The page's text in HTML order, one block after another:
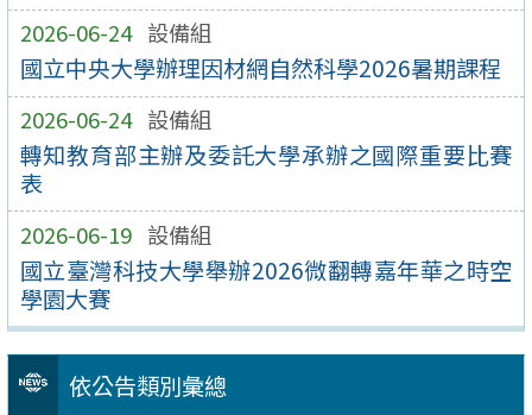
2026-06-24 設備組
國立中央大學辦理因材網自然科學2026暑期課程
2026-06-24 設備組
轉知教育部主辦及委託大學承辦之國際重要比賽
表
2026-06-19 設備組
國立臺灣科技大學舉辦2026微翻轉嘉年華之時空
學園大賽
依公告類別彙總